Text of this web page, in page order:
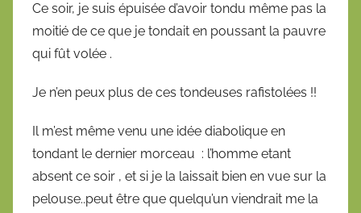
Ce soir, je suis épuisée d’avoir tondu même pas la
moitié de ce que je tondait en poussant la pauvre
qui fût volée .
Je n’en peux plus de ces tondeuses rafistolées !!
Il m’est même venu une idée diabolique en
tondant le dernier morceau : l’homme etant
absent ce soir , et si je la laissait bien en vue sur la
pelouse..peut être que quelqu’un viendrait me la